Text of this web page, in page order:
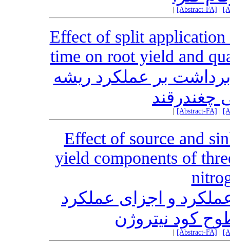
[Abstract-FA]
Effect of split
time on root yield and
بر عملکرد ریشه
[Abstract-FA]
Effect of source and
yield components of
و اجزای عملکرد
کود نیتروژن
[Abstract-FA]